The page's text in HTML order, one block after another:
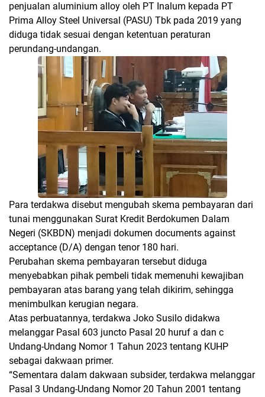
penjualan aluminium alloy oleh PT Inalum kepada PT
Prima Alloy Steel Universal (PASU) Tbk pada 2019 yang
diduga tidak sesuai dengan ketentuan peraturan
perundang-undangan.
Para terdakwa disebut mengubah skema pembayaran dari
tunai menggunakan Surat Kredit Berdokumen Dalam
Negeri (SKBDN) menjadi dokumen documents against
acceptance (D/A) dengan tenor 180 hari.
Perubahan skema pembayaran tersebut diduga
menyebabkan pihak pembeli tidak memenuhi kewajiban
pembayaran atas barang yang telah dikirim, sehingga
menimbulkan kerugian negara.
Atas perbuatannya, terdakwa Joko Susilo didakwa
melanggar Pasal 603 juncto Pasal 20 huruf a dan c
Undang-Undang Nomor 1 Tahun 2023 tentang KUHP
sebagai dakwaan primer.
“Sementara dalam dakwaan subsider, terdakwa melanggar
Pasal 3 Undang-Undang Nomor 20 Tahun 2001 tentang